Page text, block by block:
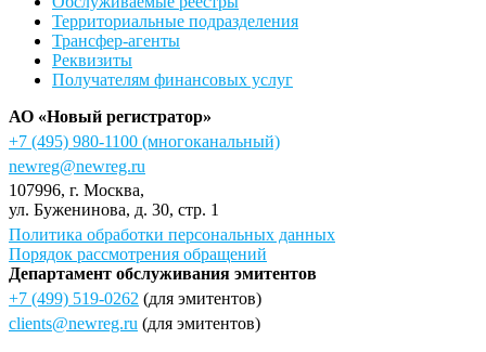
Территориальные подразделения
Трансфер-агенты
Реквизиты
Получателям финансовых услуг
АО «Новый регистратор»
+7 (495) 980-1100 (многоканальный)
newreg@newreg.ru
107996, г. Москва,
ул. Буженинова, д. 30, стр. 1
Политика обработки персональных данных
Порядок рассмотрения обращений
Департамент обслуживания эмитентов
+7 (499) 519-0262 (для эмитентов)
clients@newreg.ru (для эмитентов)